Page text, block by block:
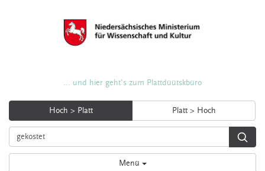
... und hier geht's zum Plattdüütskbüro
Hoch > Platt Platt > Hoch
Menü